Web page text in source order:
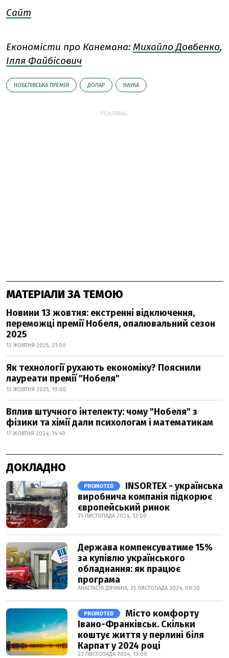
Сайт
Економісти про Канемана: Михайло Довбенко,
Ілля Файбісович
НОБЕЛІВСЬКА ПРЕМІЯ ДОЛАР НАУКА
РЕКЛАМА:
МАТЕРІАЛИ ЗА ТЕМОЮ
Новини 13 жовтня: екстренні відключення,
переможці премії Нобеля, опалювальний сезон
2025
13 ЖОВТНЯ 2025, 21:00
Як технології рухають економіку? Пояснили
лауреати премії "Нобеля"
13 ЖОВТНЯ 2025, 19:00
Вплив штучного інтелекту: чому "Нобеля" з
фізики та хімії дали психологам і математикам
17 ЖОВТНЯ 2024, 14:40
ДОКЛАДНО
PROMOTED
INSORTEX - українська
виробнича компанія підкорює
європейський ринок
25 ЛИСТОПАДА 2024, 13:00
Держава компенсуватиме 15%
за купівлю українського
обладнання: як працює
програма
АНАСТАСІЯ ДЯЧКІНА, 25 ЛИСТОПАДА 2024, 08:30
PROMOTED
Місто комфорту
Івано-Франківськ. Скільки
коштує життя у перлині біля
Карпат у 2024 році
22 ЛИСТОПАДА 2024, 13:00